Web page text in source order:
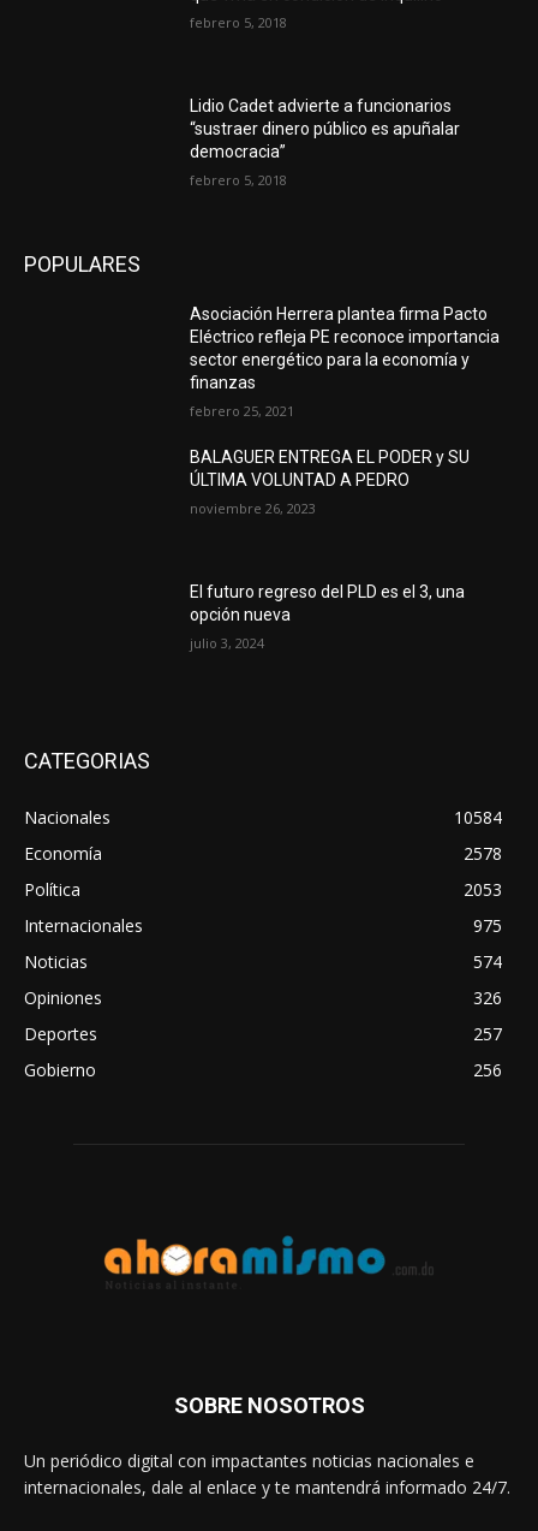
febrero 5, 2018
Lidio Cadet advierte a funcionarios
“sustraer dinero público es apuñalar
democracia”
febrero 5, 2018
POPULARES
Asociación Herrera plantea firma Pacto
Eléctrico refleja PE reconoce importancia
sector energético para la economía y
finanzas
febrero 25, 2021
BALAGUER ENTREGA EL PODER y SU
ÚLTIMA VOLUNTAD A PEDRO
noviembre 26, 2023
El futuro regreso del PLD es el 3, una
opción nueva
julio 3, 2024
CATEGORIAS
Nacionales
10584
Economía
2578
Política
2053
Internacionales
975
Noticias
574
Opiniones
326
Deportes
257
Gobierno
256
SOBRE NOSOTROS
Un periódico digital con impactantes noticias nacionales e
internacionales, dale al enlace y te mantendrá informado 24/7.